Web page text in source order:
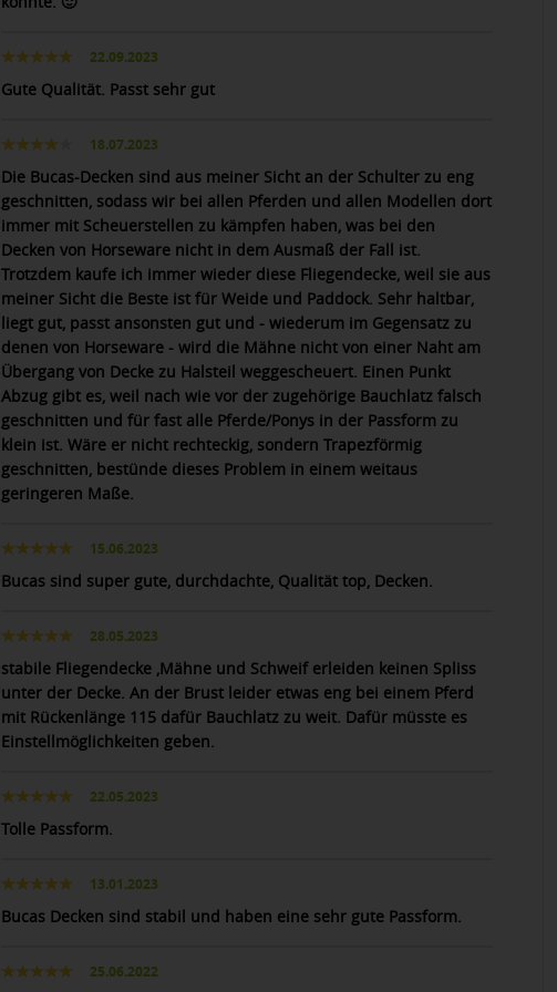
22.09.2023
Gute Qualität. Passt sehr gut
18.07.2023
Die Bucas-Decken sind aus meiner Sicht an der Schulter zu eng
geschnitten, sodass wir bei allen Pferden und allen Modellen dort
immer mit Scheuerstellen zu kämpfen haben, was bei den
Decken von Horseware nicht in dem Ausmaß der Fall ist.
Trotzdem kaufe ich immer wieder diese Fliegendecke, weil sie aus
meiner Sicht die Beste ist für Weide und Paddock. Sehr haltbar,
liegt gut, passt ansonsten gut und - wiederum im Gegensatz zu
denen von Horseware - wird die Mähne nicht von einer Naht am
Übergang von Decke zu Halsteil weggescheuert. Einen Punkt
Abzug gibt es, weil nach wie vor der zugehörige Bauchlatz falsch
geschnitten und für fast alle Pferde/Ponys in der Passform zu
klein ist. Wäre er nicht rechteckig, sondern Trapezförmig
geschnitten, bestünde dieses Problem in einem weitaus
geringeren Maße.
15.06.2023
Bucas sind super gute, durchdachte, Qualität top, Decken.
28.05.2023
stabile Fliegendecke ,Mähne und Schweif erleiden keinen Spliss
unter der Decke. An der Brust leider etwas eng bei einem Pferd
mit Rückenlänge 115 dafür Bauchlatz zu weit. Dafür müsste es
Einstellmöglichkeiten geben.
22.05.2023
Tolle Passform.
13.01.2023
Bucas Decken sind stabil und haben eine sehr gute Passform.
25.06.2022